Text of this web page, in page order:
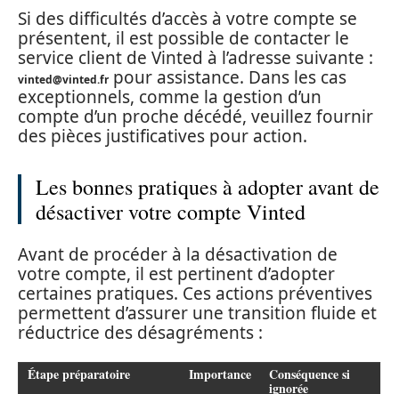
Si des difficultés d’accès à votre compte se
présentent, il est possible de contacter le
service client de Vinted à l’adresse suivante :
vinted@vinted.frpour assistance. Dans les cas
exceptionnels, comme la gestion d’un
compte d’un proche décédé, veuillez fournir
des pièces justificatives pour action.
Les bonnes pratiques à adopter avant de
désactiver votre compte Vinted
Avant de procéder à la désactivation de
votre compte, il est pertinent d’adopter
certaines pratiques. Ces actions préventives
permettent d’assurer une transition fluide et
réductrice des désagréments :
Étape préparatoire Importance Conséquence si
ignorée